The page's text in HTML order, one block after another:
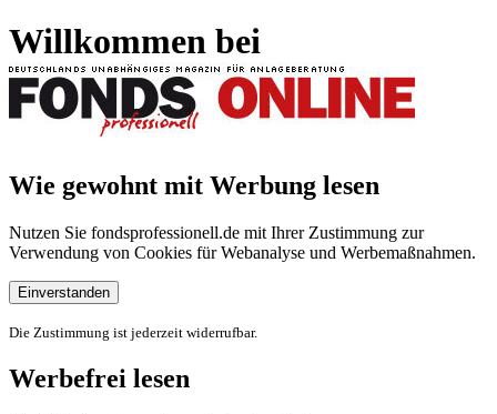
Willkommen bei
Wie gewohnt mit Werbung lesen
Nutzen Sie fondsprofessionell.de mit Ihrer Zustimmung zur
Verwendung von Cookies für Webanalyse und Werbemaßnahmen.
Einverstanden
Die Zustimmung ist jederzeit widerrufbar.
Werbefrei lesen